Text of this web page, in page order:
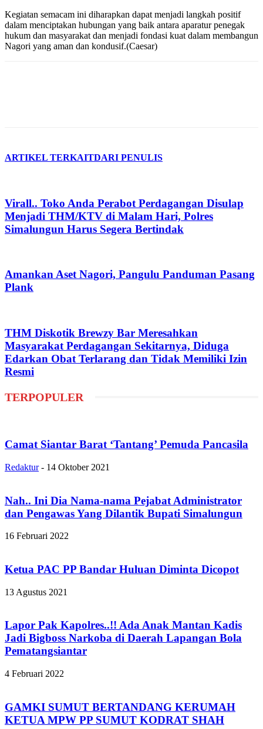
Kegiatan semacam ini diharapkan dapat menjadi langkah positif
dalam menciptakan hubungan yang baik antara aparatur penegak
hukum dan masyarakat dan menjadi fondasi kuat dalam membangun
Nagori yang aman dan kondusif.(Caesar)
ARTIKEL TERKAITDARI PENULIS
Virall.. Toko Anda Perabot Perdagangan Disulap
Menjadi THM/KTV di Malam Hari, Polres
Simalungun Harus Segera Bertindak
Amankan Aset Nagori, Pangulu Panduman Pasang
Plank
THM Diskotik Brewzy Bar Meresahkan
Masyarakat Perdagangan Sekitarnya, Diduga
Edarkan Obat Terlarang dan Tidak Memiliki Izin
Resmi
TERPOPULER
Camat Siantar Barat ‘Tantang’ Pemuda Pancasila
Redaktur - 14 Oktober 2021
Nah.. Ini Dia Nama-nama Pejabat Administrator
dan Pengawas Yang Dilantik Bupati Simalungun
16 Februari 2022
Ketua PAC PP Bandar Huluan Diminta Dicopot
13 Agustus 2021
Lapor Pak Kapolres..!! Ada Anak Mantan Kadis
Jadi Bigboss Narkoba di Daerah Lapangan Bola
Pematangsiantar
4 Februari 2022
GAMKI SUMUT BERTANDANG KERUMAH
KETUA MPW PP SUMUT KODRAT SHAH